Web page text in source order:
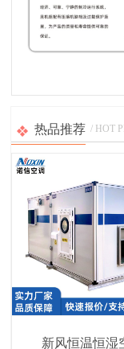
热品推荐 / HOT
新风恒温恒湿